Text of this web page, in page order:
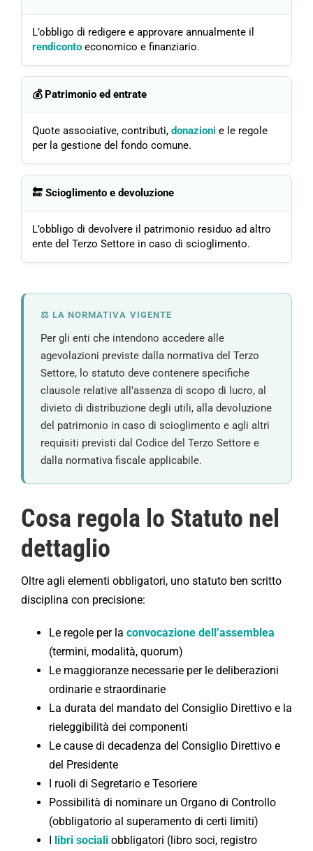
L’obbligo di redigere e approvare annualmente il
rendiconto economico e finanziario.
💰 Patrimonio ed entrate
Quote associative, contributi, donazioni e le regole
per la gestione del fondo comune.
🔚 Scioglimento e devoluzione
L’obbligo di devolvere il patrimonio residuo ad altro
ente del Terzo Settore in caso di scioglimento.
⚖️ LA NORMATIVA VIGENTE
Per gli enti che intendono accedere alle
agevolazioni previste dalla normativa del Terzo
Settore, lo statuto deve contenere specifiche
clausole relative all’assenza di scopo di lucro, al
divieto di distribuzione degli utili, alla devoluzione
del patrimonio in caso di scioglimento e agli altri
requisiti previsti dal Codice del Terzo Settore e
dalla normativa fiscale applicabile.
Cosa regola lo Statuto nel
dettaglio
Oltre agli elementi obbligatori, uno statuto ben scritto
disciplina con precisione:
Le regole per la convocazione dell’assemblea
(termini, modalità, quorum)
Le maggioranze necessarie per le deliberazioni
ordinarie e straordinarie
La durata del mandato del Consiglio Direttivo e la
rieleggibilità dei componenti
Le cause di decadenza del Consiglio Direttivo e
del Presidente
I ruoli di Segretario e Tesoriere
Possibilità di nominare un Organo di Controllo
(obbligatorio al superamento di certi limiti)
I libri socialiobbligatori (libro soci, registro